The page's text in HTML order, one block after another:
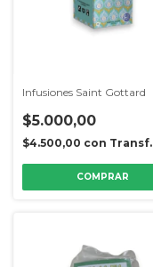
Infusiones Saint Gottard
$5.000,00
$4.500,00 con Transf.
COMPRAR